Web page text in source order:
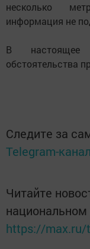
несколько
информация не
В настоящее
обстоятельства
Следите за
Telegram-
Читайте
https://max.ru/